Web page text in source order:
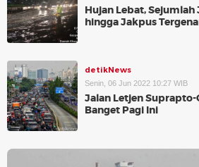
Hujan Lebat,
hingga Jakpus
detikNews
Senin, 06 Jun 2022 10:27 WIB
Jalan Letjen
Banget Pagi Ini